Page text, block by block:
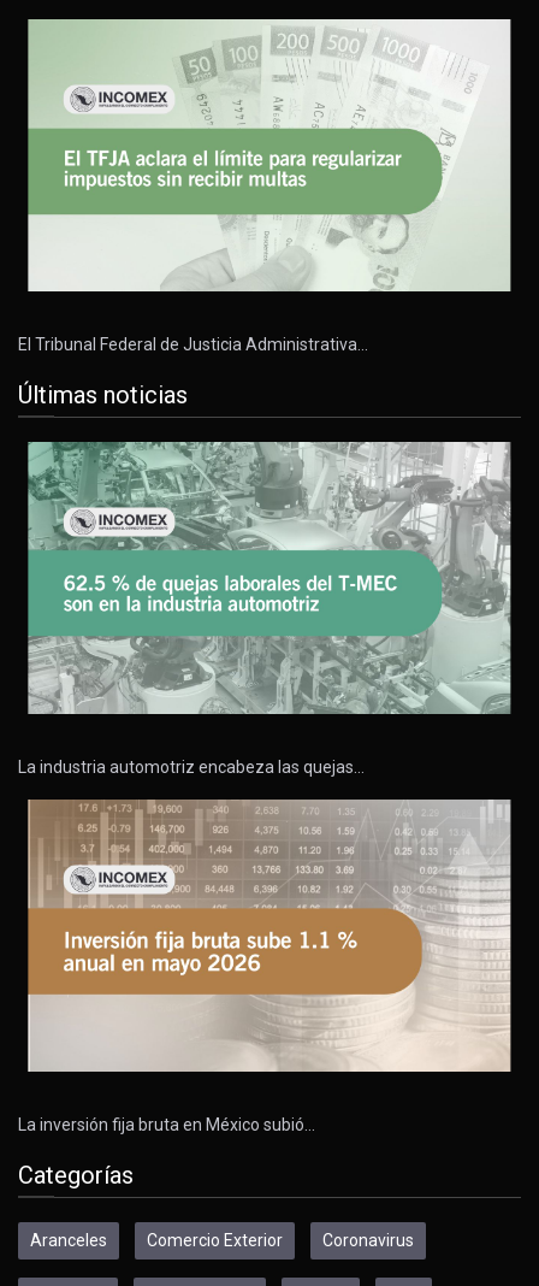
El Tribunal Federal de Justicia Administrativa…
Últimas noticias
La industria automotriz encabeza las quejas…
La inversión fija bruta en México subió…
Categorías
Aranceles Comercio Exterior Coronavirus